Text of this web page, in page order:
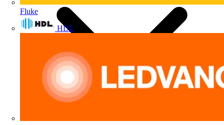
Fluke
HDL